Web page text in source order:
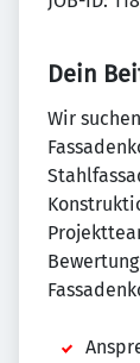
Dein
Wir